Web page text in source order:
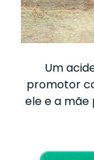
Um
promotor
ele e a mãe